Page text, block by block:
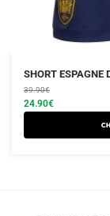
SHORT ESPAGNE
39.90€
Le
prix
initial
était :
24.90€
Le
prix
actuel
est :
Ce
produit
a